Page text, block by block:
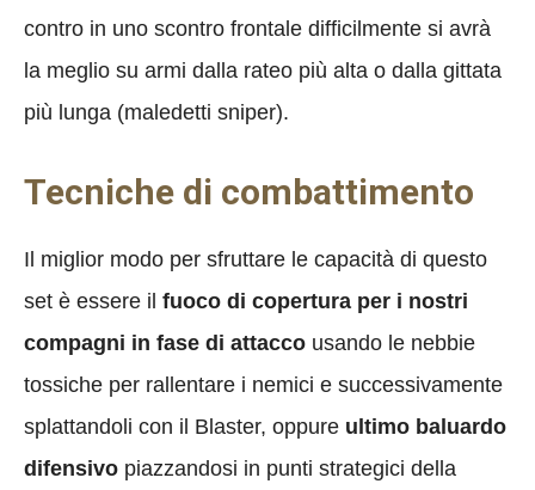
contro in uno scontro frontale difficilmente si avrà
la meglio su armi dalla rateo più alta o dalla gittata
più lunga (maledetti sniper).
Tecniche di combattimento
Il miglior modo per sfruttare le capacità di questo
set è essere il fuoco di copertura per i nostri
compagni in fase di attacco usando le nebbie
tossiche per rallentare i nemici e successivamente
splattandoli con il Blaster, oppure ultimo baluardo
difensivo piazzandosi in punti strategici della